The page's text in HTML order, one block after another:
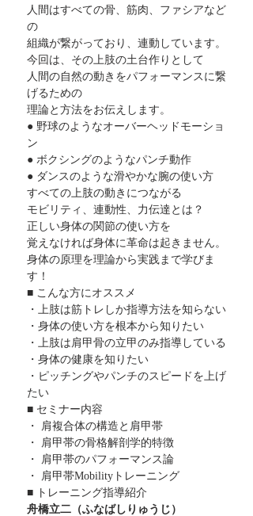
人間はすべての骨、筋肉、ファシアなど
の
組織が繋がっており、連動しています。
今回は、その上肢の土台作りとして
人間の自然の動きをパフォーマンスに繋
げるための
理論と方法をお伝えします。
● 野球のようなオーバーヘッドモーショ
ン
● ボクシングのようなパンチ動作
● ダンスのような滑やかな腕の使い方
すべての上肢の動きにつながる
モビリティ、連動性、力伝達とは？
正しい身体の関節の使い方を
覚えなければ身体に革命は起きません。
身体の原理を理論から実践まで学びま
す！
■ こんな方にオススメ
・上肢は筋トレしか指導方法を知らない
・身体の使い方を根本から知りたい
・上肢は肩甲骨の立甲のみ指導している
・身体の健康を知りたい
・ピッチングやパンチのスピードを上げ
たい
■ セミナー内容
・ 肩複合体の構造と肩甲帯
・ 肩甲帯の骨格解剖学的特徴
・ 肩甲帯のパフォーマンス論
・ 肩甲帯Mobilityトレーニング
■ トレーニング指導紹介
舟橋立二（ふなばしりゅうじ）